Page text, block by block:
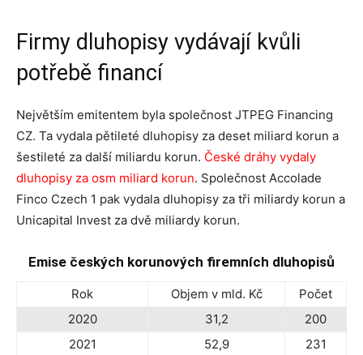
Firmy dluhopisy vydávají kvůli
potřebě financí
Největším emitentem byla společnost JTPEG Financing
CZ. Ta vydala pětileté dluhopisy za deset miliard korun a
šestileté za další miliardu korun. České dráhy vydaly
dluhopisy za osm miliard korun. Společnost Accolade
Finco Czech 1 pak vydala dluhopisy za tři miliardy korun a
Unicapital Invest za dvě miliardy korun.
Emise českých korunových firemních dluhopisů
Rok Objem v mld. Kč
Počet
2020
31,2
200
2021
52,9
231